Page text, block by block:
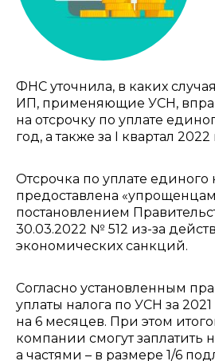
ФНС уточнила, в каких
ИП, применяющие УСН,
на отсрочку по уплате
год, а также за I квартал 2022
Отсрочка по уплате единого
предоставлена
постановлением
30.03.2022 № 512 из-за
экономических санкций.
Согласно установленным
уплаты налога по УСН за
на 6 месяцев. При этом
компании смогут заплатить
а частями – в размере 1/6